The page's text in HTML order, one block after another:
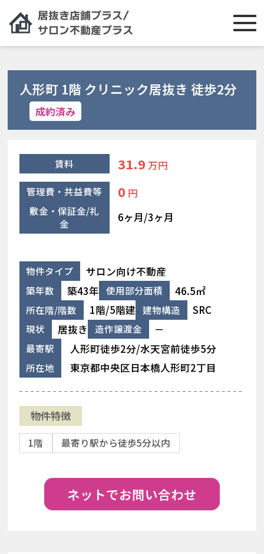
人形町 1階 クリニック居抜き 徒歩2分
成約済み
賃料 31.9 万円
管理費・共益費等 0 円
敷金・保証金/礼
金
6ヶ月/3ヶ月
物件タイプ サロン向け不動産
築年数 築43年 使用部分面積 46.5㎡
所在階/階数 1階/5階建 建物構造 SRC
現状 居抜き 造作譲渡金 －
最寄駅 人形町徒歩2分/水天宮前徒歩5分
所在地 東京都中央区日本橋人形町2丁目
物件特徴
1階 最寄り駅から徒歩5分以内
ネットでお問い合わせ